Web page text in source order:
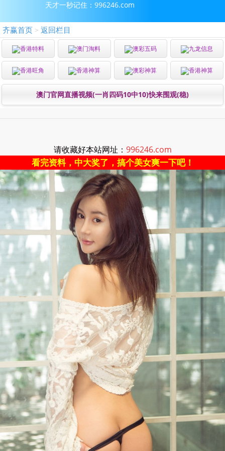
天才一秒记住：996246.com
齐赢首页 > 返回栏目
香港特料 澳门淘料 澳彩五码 九龙信息
香港旺角 香港神算 澳彩神算 香港神算
澳门官网直播视频(一肖四码10中10)快来围观(稳)
请收藏好本站网址： 996246.com
看完资料，中大奖了，搞个美女爽一下吧！